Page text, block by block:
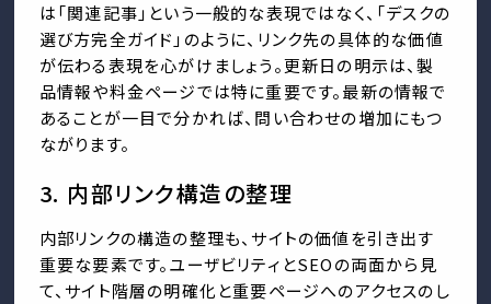
は「関連記事」という一般的な表現ではなく、「デスクの
選び方完全ガイド」のように、リンク先の具体的な価値
が伝わる表現を心がけましょう。更新日の明示は、製
品情報や料金ページでは特に重要です。最新の情報で
あることが一目で分かれば、問い合わせの増加にもつ
ながります。
3. 内部リンク構造の整理
内部リンクの構造の整理も、サイトの価値を引き出す
重要な要素です。ユーザビリティとSEOの両面から見
て、サイト階層の明確化と重要ページへのアクセスのし